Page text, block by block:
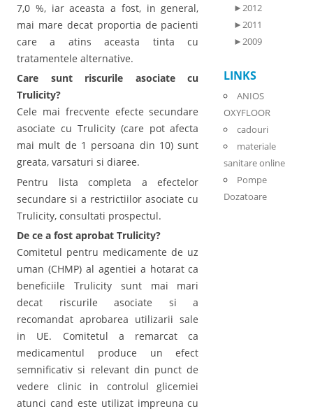
7,0 %, iar aceasta a fost, in general,
mai mare decat proportia de pacienti
care a atins aceasta tinta cu
tratamentele alternative.
Care sunt riscurile asociate cu
Trulicity?
Cele mai frecvente efecte secundare
asociate cu Trulicity (care pot afecta
mai mult de 1 persoana din 10) sunt
greata, varsaturi si diaree.
Pentru lista completa a efectelor
secundare si a restrictiilor asociate cu
Trulicity, consultati prospectul.
De ce a fost aprobat Trulicity?
Comitetul pentru medicamente de uz
uman (CHMP) al agentiei a hotarat ca
beneficiile Trulicity sunt mai mari
decat riscurile asociate si a
recomandat aprobarea utilizarii sale
in UE. Comitetul a remarcat ca
medicamentul produce un efect
semnificativ si relevant din punct de
vedere clinic in controlul glicemiei
atunci cand este utilizat impreuna cu
►2012
►2011
►2009
LINKS
ANIOS
OXYFLOOR
cadouri
materiale
sanitare online
Pompe
Dozatoare